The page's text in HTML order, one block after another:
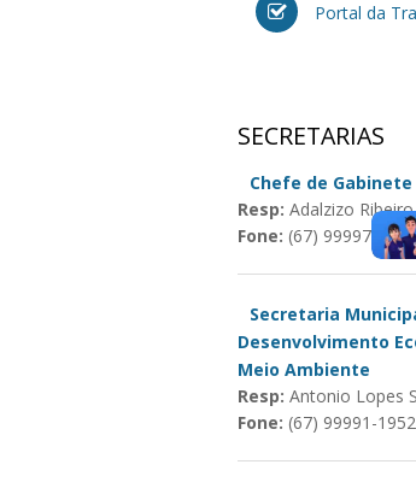
Portal da
SECRETARIAS
Chefe de Gabinete
Resp: Adalzizo
Fone: (67) 99997-3681
Secretaria
Desenvolvimento
Meio Ambiente
Resp: Antonio Lopes
Fone: (67) 99991-1952